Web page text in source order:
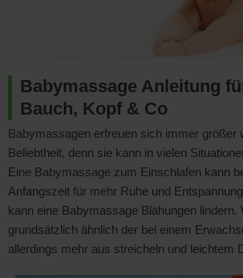
Babymassage Anleitung
Bauch, Kopf & Co
Babymassagen erfreuen sich immer größer
Beliebtheit, denn sie kann in vielen
Eine Babymassage zum Einschlafen kann
Anfangszeit für mehr Ruhe und
kann eine Babymassage Blähungen lindern.
grundsätzlich ähnlich der bei einem
allerdings mehr aus streicheln und leichtem